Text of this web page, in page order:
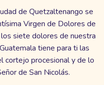
de Quetzaltenango se
Virgen de Dolores de
siete dolores de nuestra
tiene para ti las
cortejo procesional y de lo
de San Nicolás.